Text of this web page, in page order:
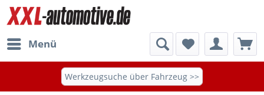
Menü
Werkzeugsuche über Fahrzeug >>